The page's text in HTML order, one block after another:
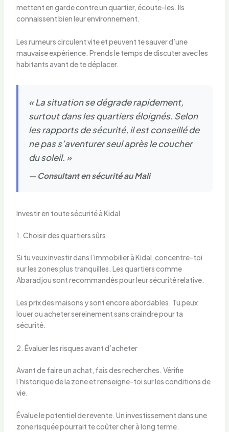
mettent en garde contre un quartier, écoute-les. Ils
connaissent bien leur environnement.
Les rumeurs circulent vite et peuvent te sauver d’une
mauvaise expérience. Prends le temps de discuter avec les
habitants avant de te déplacer.
« La situation se dégrade rapidement,
surtout dans les quartiers éloignés. Selon
les rapports de sécurité, il est conseillé de
ne pas s’aventurer seul après le coucher
du soleil. »
— Consultant en sécurité au Mali
Investir en toute sécurité à Kidal
1. Choisir des quartiers sûrs
Si tu veux investir dans l’immobilier à Kidal, concentre-toi
sur les zones plus tranquilles. Les quartiers comme
Abaradjou sont recommandés pour leur sécurité relative.
Les prix des maisons y sont encore abordables. Tu peux
louer ou acheter sereinement sans craindre pour ta
sécurité.
2. Évaluer les risques avant d’acheter
Avant de faire un achat, fais des recherches. Vérifie
l’historique de la zone et renseigne-toi sur les conditions de
vie.
Évalue le potentiel de revente. Un investissement dans une
zone risquée pourrait te coûter cher à long terme.